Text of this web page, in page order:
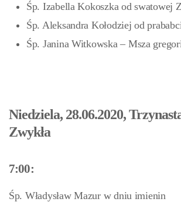
Śp. Izabella Kokoszka od swatowej
Śp. Aleksandra Kołodziej od
Śp. Janina Witkowska – Msza
Niedziela, 28.06.2020,
Zwykła
7:00:
Śp. Władysław Mazur w dniu imienin